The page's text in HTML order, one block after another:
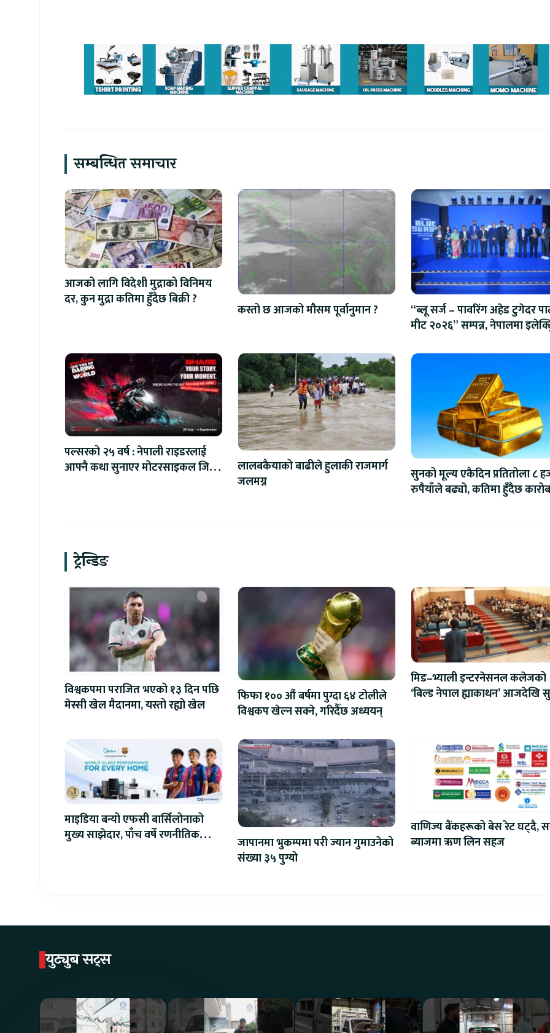
सम्बन्धित समाचार
आजको लागि विदेशी मुद्राको विनिमय
दर, कुन मुद्रा कतिमा हुँदैछ बिक्री ?
कस्तो छ आजको मौसम पूर्वानुमान ?
“ब्लू सर्ज – पावरिंग अहेड टुगेदर
मीट २०२६” सम्पन्न, नेपालमा
पल्सरको २५ वर्ष : नेपाली राइडरलाई
आफ्नै कथा सुनाएर मोटरसाइकल जित्ने
लालबकैयाको बाढीले हुलाकी राजमार्ग
जलमग्न
सुनको मूल्य एकैदिन प्रतितोला ८
रुपैयाँले बढ्यो, कतिमा हुँदैछ
ट्रेन्डिङ
विश्वकपमा पराजित भएको १३ दिन पछि
मेस्सी खेल मैदानमा, यस्तो रह्यो खेल
फिफा १०० औं बर्षमा पुग्दा ६४ टोलीले
विश्वकप खेल्न सक्ने, गरिदैँछ अध्ययन्
मिड–भ्याली इन्टरनेसनल कलेजको
‘बिल्ड नेपाल ह्याकाथन’ आजदेखि
माइडिया बन्यो एफसी बार्सिलोनाको
मुख्य साझेदार, पाँच वर्षे रणनीतिक
जापानमा भुकम्पमा परी ज्यान गुमाउनेको
संख्या ३५ पुग्यो
वाणिज्य बैंकहरूको बेस रेट घट्दै,
ब्याजमा ऋण लिन सहज
युट्युब सट्स